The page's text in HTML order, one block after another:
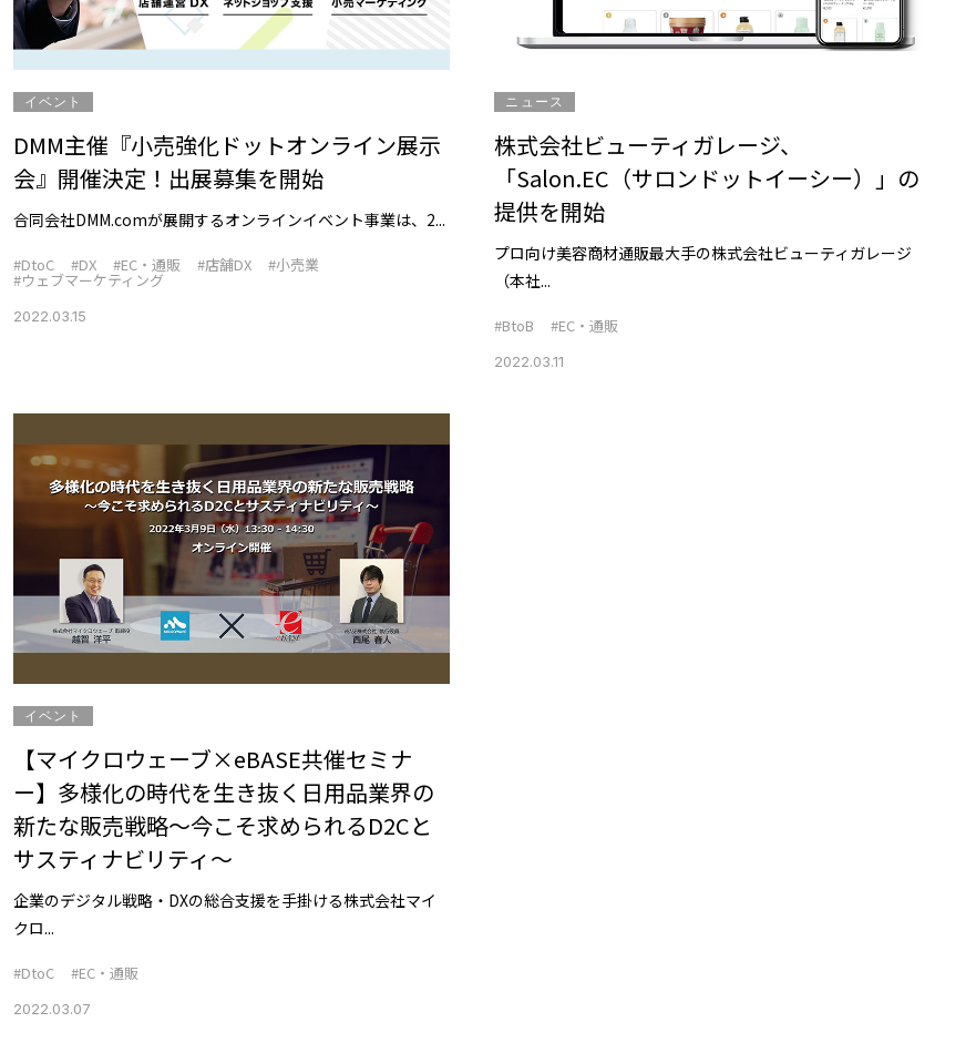
イベント
DMM主催『小売強化ドットオンライン展示
会』開催決定！出展募集を開始
合同会社DMM.comが展開するオンラインイベント事業は、2...
#DtoC #DX #EC・通販 #店舗DX #小売業
#ウェブマーケティング
2022.03.15
ニュース
株式会社ビューティガレージ、
「Salon.EC（サロンドットイーシー）」の
提供を開始
プロ向け美容商材通販最大手の株式会社ビューティガレージ
（本社...
#BtoB #EC・通販
2022.03.11
イベント
【マイクロウェーブ×eBASE共催セミナ
ー】多様化の時代を生き抜く日用品業界の
新たな販売戦略～今こそ求められるD2Cと
サスティナビリティ～
企業のデジタル戦略・DXの総合支援を手掛ける株式会社マイ
クロ...
#DtoC #EC・通販
2022.03.07